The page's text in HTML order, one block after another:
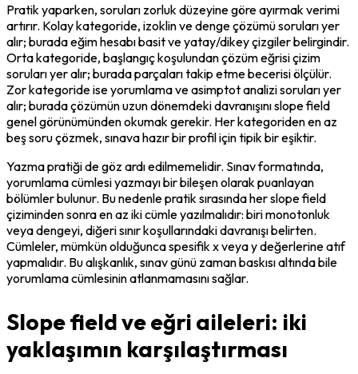
Pratik yaparken, soruları zorluk düzeyine göre ayırmak verimi
artırır. Kolay kategoride, izoklin ve denge çözümü soruları yer
alır; burada eğim hesabı basit ve yatay/dikey çizgiler belirgindir.
Orta kategoride, başlangıç koşulundan çözüm eğrisi çizim
soruları yer alır; burada parçaları takip etme becerisi ölçülür.
Zor kategoride ise yorumlama ve asimptot analizi soruları yer
alır; burada çözümün uzun dönemdeki davranışını slope field
genel görünümünden okumak gerekir. Her kategoriden en az
beş soru çözmek, sınava hazır bir profil için tipik bir eşiktir.
Yazma pratiği de göz ardı edilmemelidir. Sınav formatında,
yorumlama cümlesi yazmayı bir bileşen olarak puanlayan
bölümler bulunur. Bu nedenle pratik sırasında her slope field
çiziminden sonra en az iki cümle yazılmalıdır: biri monotonluk
veya dengeyi, diğeri sınır koşullarındaki davranışı belirten.
Cümleler, mümkün olduğunca spesifik x veya y değerlerine atıf
yapmalıdır. Bu alışkanlık, sınav günü zaman baskısı altında bile
yorumlama cümlesinin atlanmamasını sağlar.
Slope field ve eğri aileleri: iki
yaklaşımın karşılaştırması